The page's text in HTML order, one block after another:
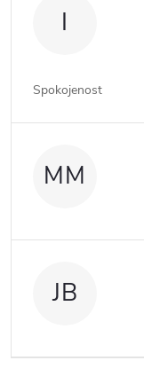
I
Spokojenost
MM
JB